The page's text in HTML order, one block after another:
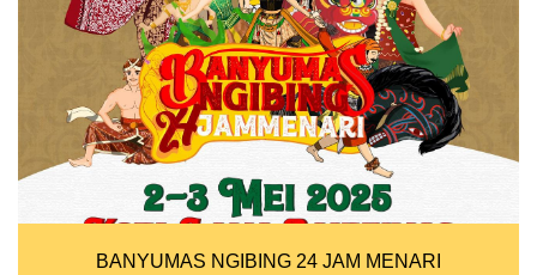
BANYUMAS NGIBING 24 JAM MENARI